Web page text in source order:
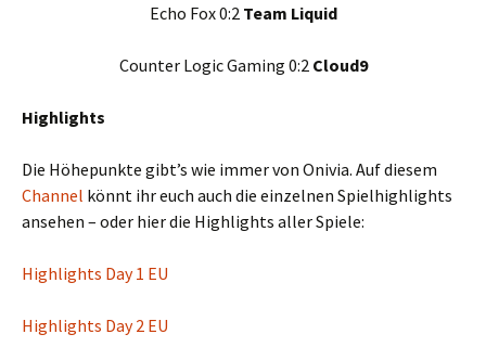
Echo Fox 0:2 Team Liquid
Counter Logic Gaming 0:2 Cloud9
Highlights
Die Höhepunkte gibt’s wie immer von Onivia. Auf diesem
Channel könnt ihr euch auch die einzelnen Spielhighlights
ansehen – oder hier die Highlights aller Spiele:
Highlights Day 1 EU
Highlights Day 2 EU